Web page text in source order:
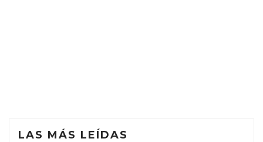
LAS MÁS LEÍDAS